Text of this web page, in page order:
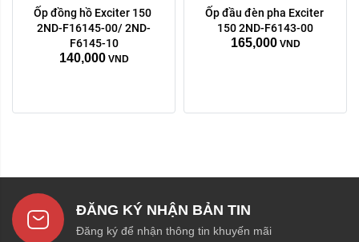
Ốp đồng hồ Exciter 150
2ND-F16145-00/ 2ND-
F6145-10
140,000 VND
Ốp đầu đèn pha Exciter
150 2ND-F6143-00
165,000 VND
ĐĂNG KÝ NHẬN BẢN TIN
Đăng ký để nhận thông tin khuyến mãi